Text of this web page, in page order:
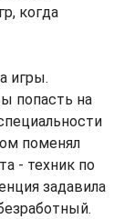
когда
игры.
попасть на
поменял
- техник по
задавила